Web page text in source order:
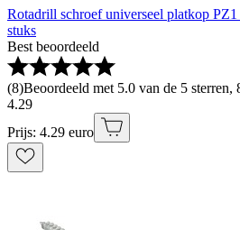
Rotadrill schroef universeel platkop
stuks
Best beoordeeld
(8)Beoordeeld met 5.0 van de 5 sterren,
4.29
Prijs: 4.29 euro